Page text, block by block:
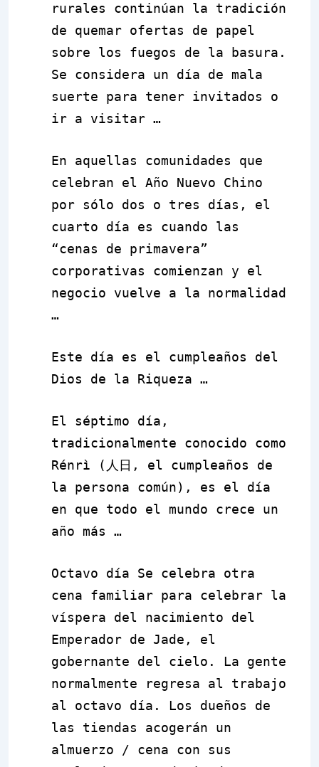
rurales continúan la tradición
de quemar ofertas de papel
sobre los fuegos de la basura.
Se considera un día de mala
suerte para tener invitados o
ir a visitar …
En aquellas comunidades que
celebran el Año Nuevo Chino
por sólo dos o tres días, el
cuarto día es cuando las
“cenas de primavera”
corporativas comienzan y el
negocio vuelve a la normalidad
…
Este día es el cumpleaños del
Dios de la Riqueza …
El séptimo día,
tradicionalmente conocido como
Rénrì ( 人日 , el cumpleaños de
la persona común), es el día
en que todo el mundo crece un
año más …
Octavo día Se celebra otra
cena familiar para celebrar la
víspera del nacimiento del
Emperador de Jade, el
gobernante del cielo. La gente
normalmente regresa al trabajo
al octavo día. Los dueños de
las tiendas acogerán un
almuerzo / cena con sus